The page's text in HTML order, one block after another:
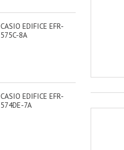
CASIO EDIFICE EFR-
575C-8A
CASIO EDIFICE EFR-
574DE-7A